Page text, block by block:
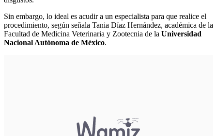
Sin embargo, lo ideal es acudir a un especialista para que realice el
procedimiento, según señala Tania Díaz Hernández, académica de la
Facultad de Medicina Veterinaria y Zootecnia de la Universidad
Nacional Autónoma de México.